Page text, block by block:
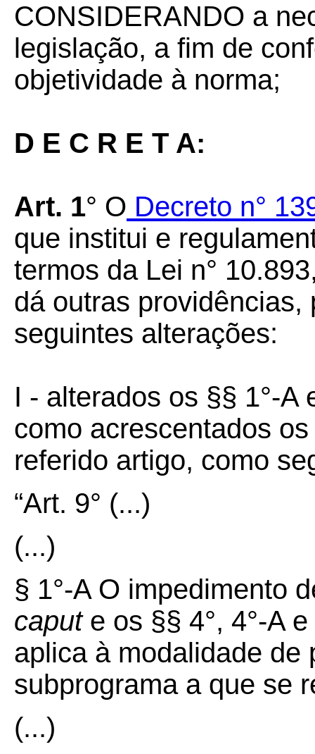
CONSIDERANDO a
legislação, a fim de
objetividade à norma;
D E C R E T A:
Art. 1° O Decreto n°
que institui e
termos da Lei n°
dá outras
seguintes alterações:
I - alterados os §§ 1°-A
como acrescentados
referido artigo, como
“Art. 9° (...)
(...)
§ 1°-A O impedimento
capute os §§ 4°, 4°-A
aplica à modalidade de
subprograma a que se
(...)